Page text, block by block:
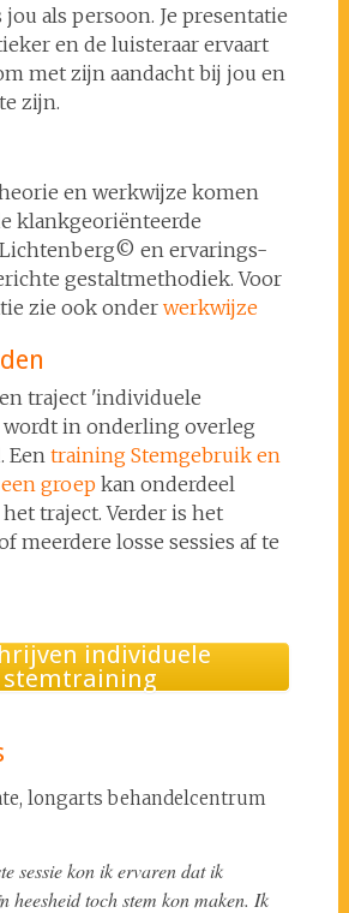
jou als persoon. Je presentatie
en de luisteraar ervaart
met zijn aandacht bij jou en
zijn.
en werkwijze komen
klankgeoriënteerde
en ervarings-
gestaltmethodiek. Voor
zie ook onderwerkwijze
traject 'individuele
in onderling overleg
Een training Stemgebruik en
groepkan onderdeel
traject. Verder is het
meerdere losse sessies af te
individuele
stemtraining
longarts behandelcentrum
sessie kon ik ervaren dat ik
heesheid toch stem kon maken. Ik